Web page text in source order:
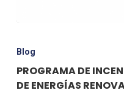
Blog
PROGRAMA DE
DE ENERGÍAS